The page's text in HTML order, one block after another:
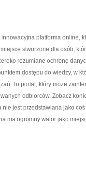
platforma online,
stworzone dla osób,
rozumiane ochronę
dostępu do wiedzy, w
To portal, który może
odbiorców. Zobacz
jest przedstawiana jako
ma ogromny walor jako